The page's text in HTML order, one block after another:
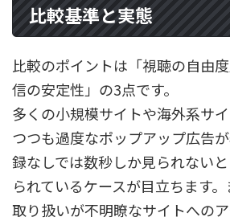
比較基準と実態
比較のポイントは「視聴の自由
信の安定性」の3点です。
多くの小規模サイトや海外系サ
つつも過度なポップアップ広告
録なしでは数秒しか見られない
られているケースが目立ちます
取り扱いが不明瞭なサイトへの